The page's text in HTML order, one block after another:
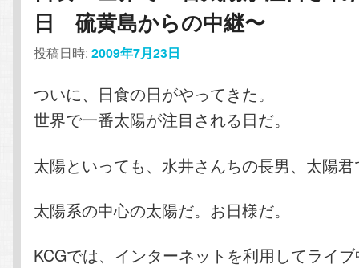
日 硫黄島からの中継〜
投稿日時:2009年7月23日
ついに、日食の日がやってきた。
世界で一番太陽が注目される日だ。
太陽といっても、水井さんちの長男、太陽
太陽系の中心の太陽だ。お日様だ。
KCGでは、インターネットを利用してライ